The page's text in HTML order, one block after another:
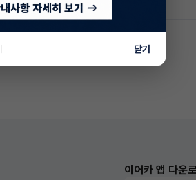
이어카 앱 다운
닫기